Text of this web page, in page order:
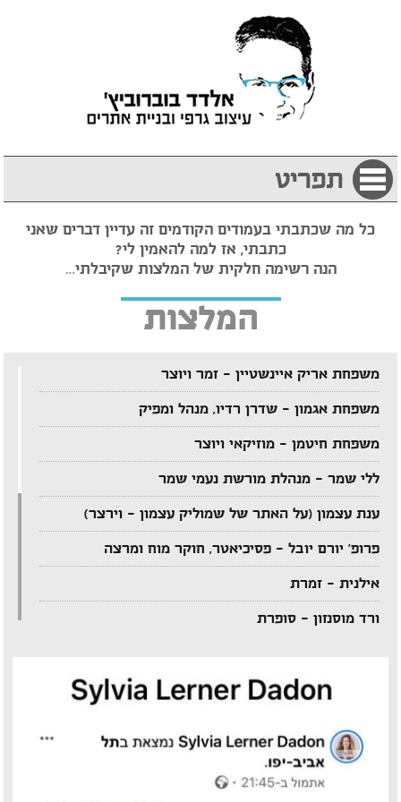
תפריט
כל מה שכתבתי בעמודים הקודמים זה עדיין דברים שאני
כתבתי, אז למה להאמין לי?
הנה רשימה חלקית של המלצות שקיבלתי…
המלצות
משפחת אריק איינשטיין – זמר ויוצר
משפחת אגמון – שדרן רדיו, מנהל ומפיק
משפחת חיטמן – מוזיקאי ויוצר
ללי שמר – מנהלת מורשת נעמי שמר
ענת עצמון (על האתר של שמוליק עצמון – וירצר)
פרופ' יורם יובל – פסיכיאטר, חוקר מוח ומרצה
אילנית – זמרת
ורד מוסנזון – סופרת
אביהו מדינה – מוזיקאי ויוצר
צדי צרפתי – במאי תיאטרון וטלוויזיה
אבי בללי – מוזיקאי ויוצר